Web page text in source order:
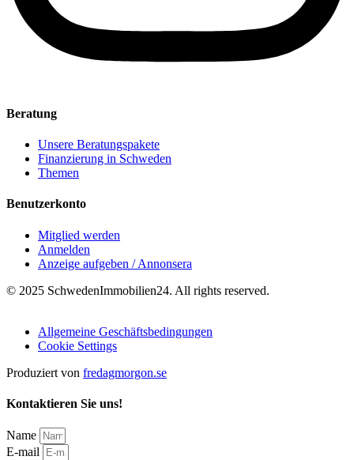
Beratung
Unsere Beratungspakete
Finanzierung in Schweden
Themen
Benutzerkonto
Mitglied werden
Anmelden
Anzeige aufgeben / Annonsera
© 2025 SchwedenImmobilien24. All rights reserved.
Allgemeine Geschäftsbedingungen
Cookie Settings
Produziert von fredagmorgon.se
Kontaktieren Sie uns!
Name
E-mail